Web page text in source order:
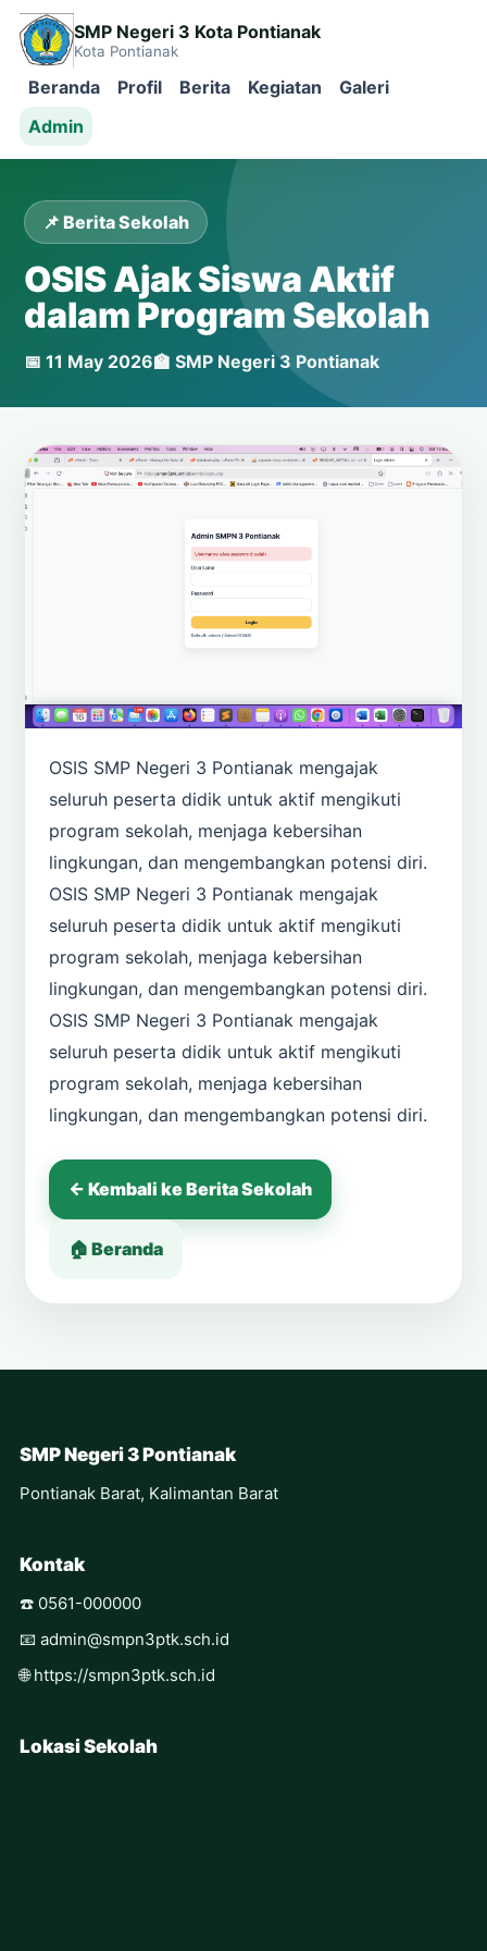
SMP Negeri 3 Kota Pontianak
Kota Pontianak
Beranda Profil Berita Kegiatan
Galeri
Admin
📌 Berita Sekolah
OSIS Ajak Siswa Aktif
dalam Program Sekolah
📅 11 May 2026🏫 SMP Negeri 3 Pontianak
OSIS SMP Negeri 3 Pontianak mengajak
seluruh peserta didik untuk aktif mengikuti
program sekolah, menjaga kebersihan
lingkungan, dan mengembangkan potensi diri.
OSIS SMP Negeri 3 Pontianak mengajak
seluruh peserta didik untuk aktif mengikuti
program sekolah, menjaga kebersihan
lingkungan, dan mengembangkan potensi diri.
OSIS SMP Negeri 3 Pontianak mengajak
seluruh peserta didik untuk aktif mengikuti
program sekolah, menjaga kebersihan
lingkungan, dan mengembangkan potensi diri.
← Kembali ke Berita Sekolah
🏠 Beranda
SMP Negeri 3 Pontianak
Pontianak Barat, Kalimantan Barat
Kontak
☎️ 0561-000000
📧 admin@smpn3ptk.sch.id
🌐 https://smpn3ptk.sch.id
Lokasi Sekolah